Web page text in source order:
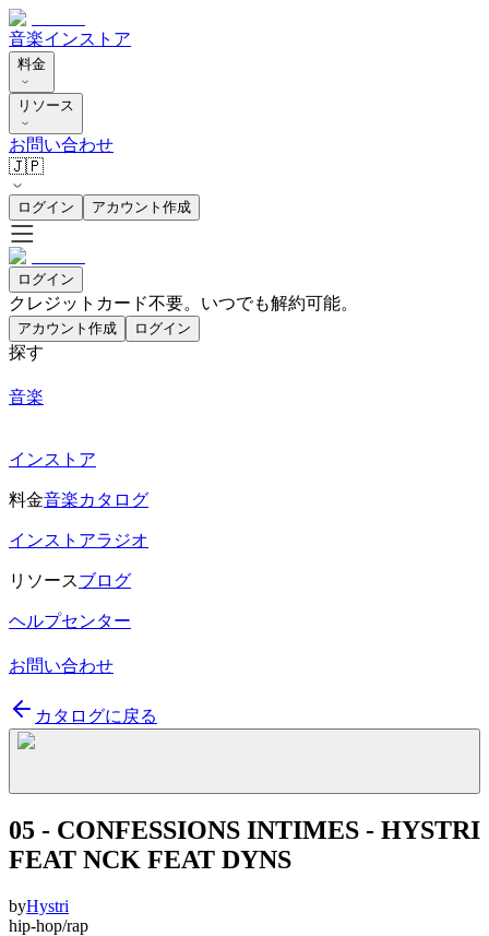
音楽インストア
料金
リソース
お問い合わせ
🇯🇵
ログイン アカウント作成
ログイン
クレジットカード不要。いつでも解約可能。
アカウント作成 ログイン
探す
音楽
インストア
料金音楽カタログ
インストアラジオ
リソースブログ
ヘルプセンター
お問い合わせ
カタログに戻る
05 - CONFESSIONS INTIMES - HYSTRI
FEAT NCK FEAT DYNS
byHystri
hip-hop/rap